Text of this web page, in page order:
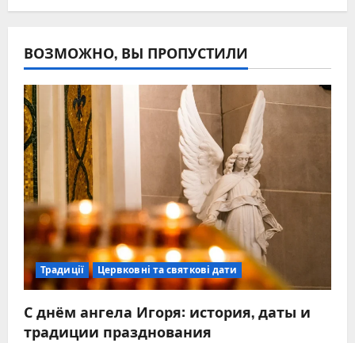
ВОЗМОЖНО, ВЫ ПРОПУСТИЛИ
Традиції Цервковні та святкові дати
С днём ангела Игоря: история, даты и
традиции празднования